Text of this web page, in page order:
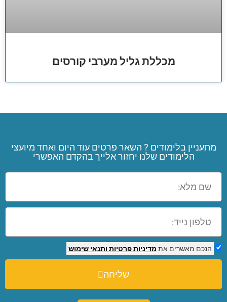
מכללת גליל מערבי קורסים
מתעניין בלימודים ? השאר פרטים עוד היום ואחד מיועצי
הלימודים שלנו יחזור אלייך בהקדם האפשרי
הנכם מאשרים את מדיניות פרטיות ותנאי שימוש
שליחה